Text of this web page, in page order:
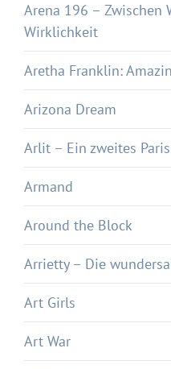
Arena 196 – Zwischen
Wirklichkeit
Aretha Franklin:
Arizona Dream
Arlit – Ein zweites Paris
Armand
Around the Block
Arrietty – Die
Art Girls
Art War